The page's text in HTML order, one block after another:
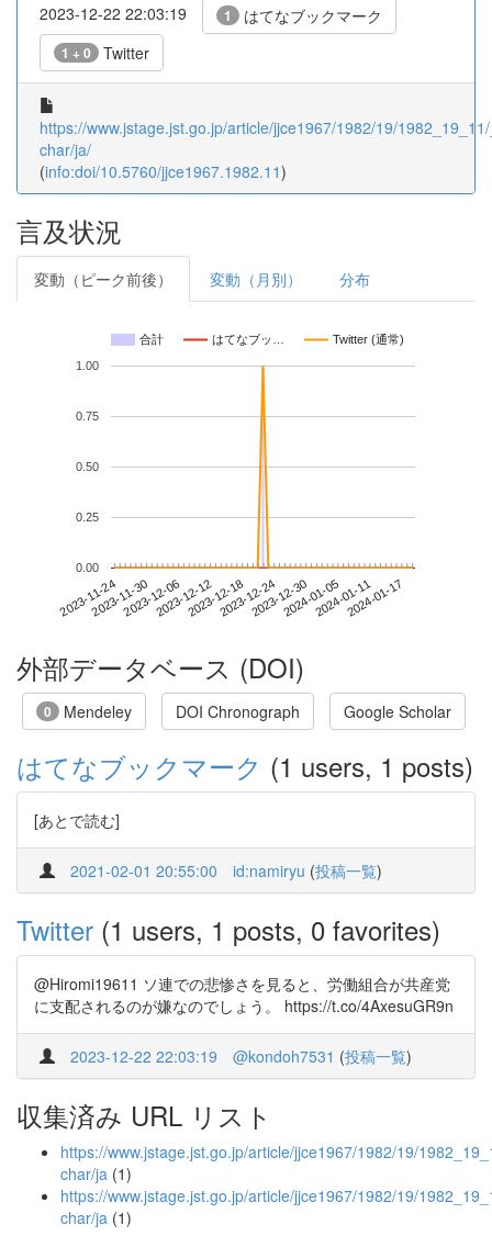
2023-12-22 22:03:19 1 はてなブックマーク
1 + 0 Twitter
https://www.jstage.jst.go.jp/article/jjce1967/1982/19/
char/ja/
(info:doi/10.5760/jjce1967.1982.11)
言及状況
変動（ピーク前後） 変動（月別） 分布
合計 はてなブッ… Twitter (通常)
2023-11-242023-11-302023-12-062023-12-122023-12-182023-12-242023-12-302024-01-052024-01-112024-01-17
0.00
0.25
0.50
0.75
1.00
外部データベース (DOI)
0 Mendeley DOI Chronograph Google Scholar
はてなブックマーク (1 users, 1 posts)
[あとで読む]
2021-02-01 20:55:00 id:namiryu (投稿一覧)
Twitter (1 users, 1 posts, 0 favorites)
@Hiromi19611 ソ連での悲惨さを見ると、労働組合が共産党
に支配されるのが嫌なのでしょう。 https://t.co/4AxesuGR9n
2023-12-22 22:03:19 @kondoh7531 (投稿一覧)
収集済み URL リスト
https://www.jstage.jst.go.jp/article/jjce1967/1982/19/
char/ja (1)
https://www.jstage.jst.go.jp/article/jjce1967/1982/19/
char/ja (1)